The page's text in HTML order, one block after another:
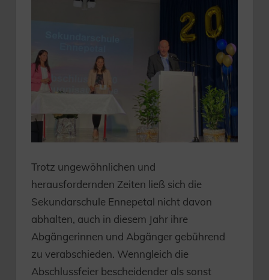
Trotz ungewöhnlichen und
herausfordernden Zeiten ließ sich die
Sekundarschule Ennepetal nicht davon
abhalten, auch in diesem Jahr ihre
Abgängerinnen und Abgänger gebührend
zu verabschieden. Wenngleich die
Abschlussfeier bescheidender als sonst